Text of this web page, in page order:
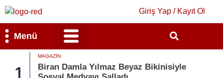
Giriş Yap / Kayıt Ol
Menü
1
MAGAZIN
Biran Damla Yılmaz Beyaz Bikinisiyle